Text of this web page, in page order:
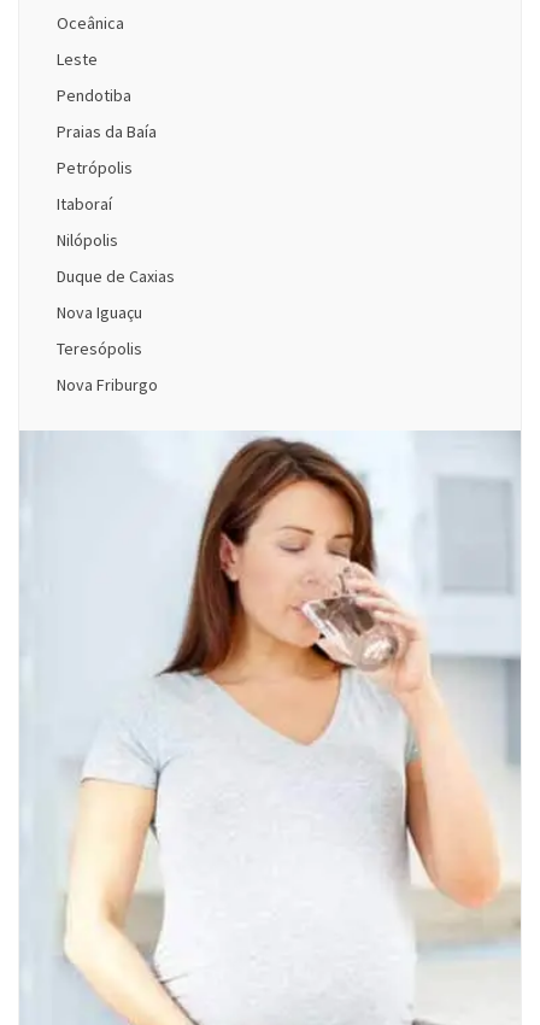
Oceânica
Leste
Pendotiba
Praias da Baía
Petrópolis
Itaboraí
Nilópolis
Duque de Caxias
Nova Iguaçu
Teresópolis
Nova Friburgo